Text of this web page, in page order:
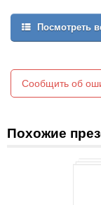
именно сегодня у
долгожданный
Посмотреть
Сообщить об
Похожие